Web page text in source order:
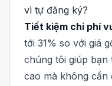
vì tự đăng ký?
Tiết kiệm chi phí
tới 31% so với giá
chúng tôi giúp bạn
cao mà không cần